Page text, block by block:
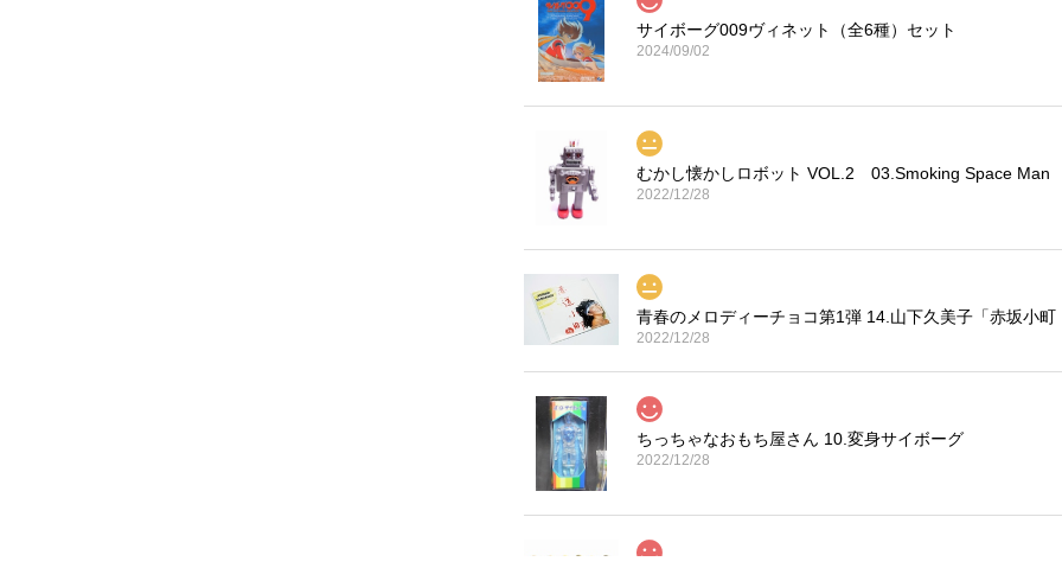
サイボーグ009ヴィネット（全6種）セット
2024/09/02
むかし懐かしロボット VOL.2 03.Smoking Space Man
2022/12/28
青春のメロディーチョコ第1弾 14.山下久美子「赤坂小町
2022/12/28
ちっちゃなおもち屋さん 10.変身サイボーグ
2022/12/28